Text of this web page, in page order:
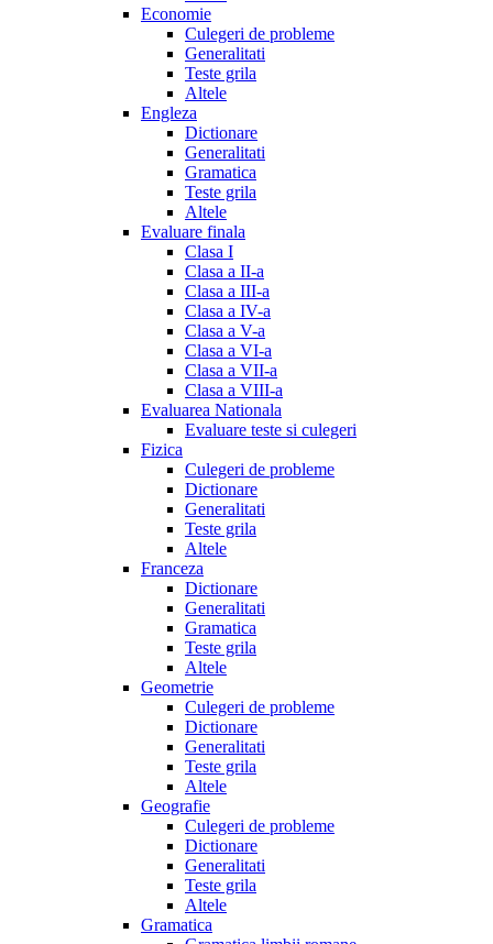
Economie
Culegeri de probleme
Generalitati
Teste grila
Altele
Engleza
Dictionare
Generalitati
Gramatica
Teste grila
Altele
Evaluare finala
Clasa I
Clasa a II-a
Clasa a III-a
Clasa a IV-a
Clasa a V-a
Clasa a VI-a
Clasa a VII-a
Clasa a VIII-a
Evaluarea Nationala
Evaluare teste si culegeri
Fizica
Culegeri de probleme
Dictionare
Generalitati
Teste grila
Altele
Franceza
Dictionare
Generalitati
Gramatica
Teste grila
Altele
Geometrie
Culegeri de probleme
Dictionare
Generalitati
Teste grila
Altele
Geografie
Culegeri de probleme
Dictionare
Generalitati
Teste grila
Altele
Gramatica